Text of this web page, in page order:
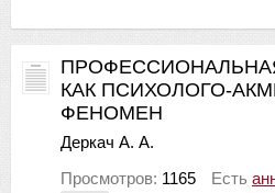
КАК ПСИХОЛОГО-
ФЕНОМЕН
Деркач А. А.
Просмотров: 1165 Есть